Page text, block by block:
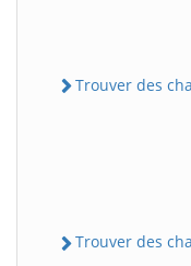
Trouver des
Trouver des